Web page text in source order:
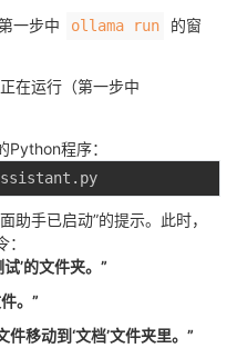
一步中 ollama run
的窗
在运行（第一步中
Python程序：
助手已启动”的提示。此时，
’的文件夹。”
。”
移动到‘文档’文件夹里。”